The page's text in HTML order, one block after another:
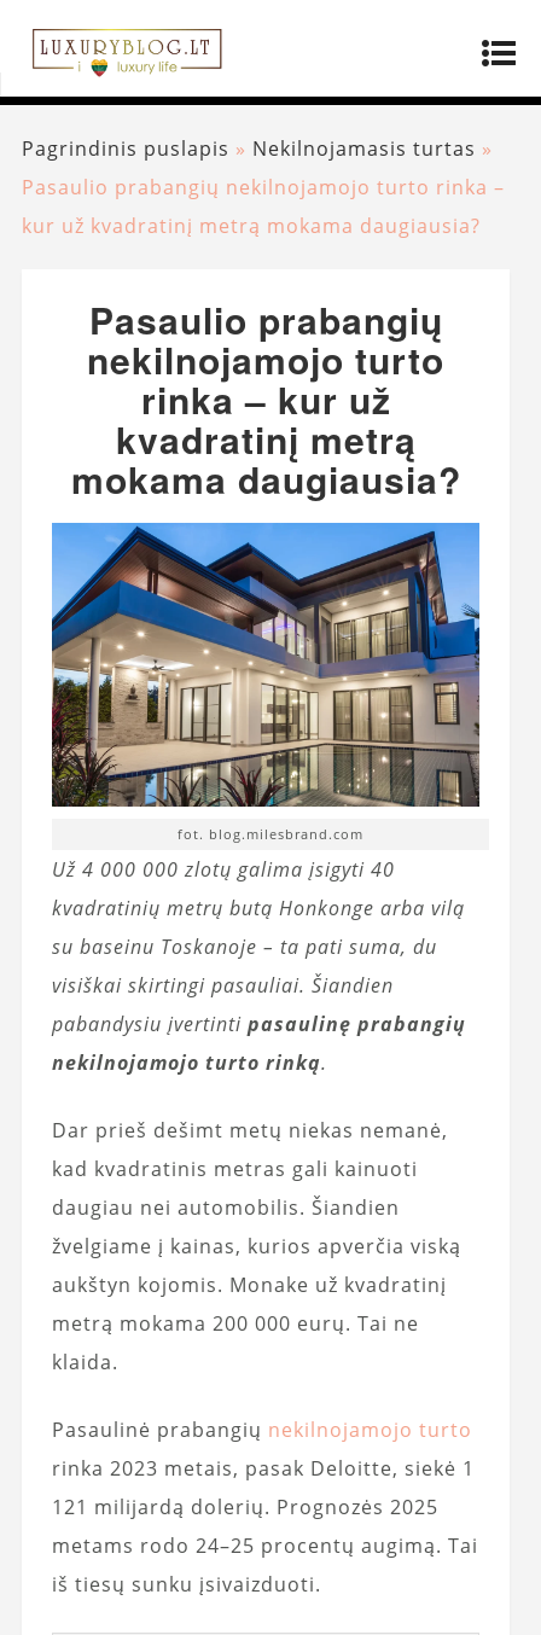
Pagrindinis puslapis » Nekilnojamasis turtas »
Pasaulio prabangių nekilnojamojo turto rinka –
kur už kvadratinį metrą mokama daugiausia?
Pasaulio prabangių
nekilnojamojo turto
rinka – kur už
kvadratinį metrą
mokama daugiausia?
fot. blog.milesbrand.com
Už 4 000 000 zlotų galima įsigyti 40
kvadratinių metrų butą Honkonge arba vilą
su baseinu Toskanoje – ta pati suma, du
visiškai skirtingi pasauliai. Šiandien
pabandysiu įvertinti pasaulinę prabangių
nekilnojamojo turto rinką.
Dar prieš dešimt metų niekas nemanė,
kad kvadratinis metras gali kainuoti
daugiau nei automobilis. Šiandien
žvelgiame į kainas, kurios apverčia viską
aukštyn kojomis. Monake už kvadratinį
metrą mokama 200 000 eurų. Tai ne
klaida.
Pasaulinė prabangių nekilnojamojo turto
rinka 2023 metais, pasak Deloitte, siekė 1
121 milijardą dolerių. Prognozės 2025
metams rodo 24–25 procentų augimą. Tai
iš tiesų sunku įsivaizduoti.